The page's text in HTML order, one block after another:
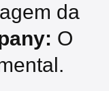
da
O